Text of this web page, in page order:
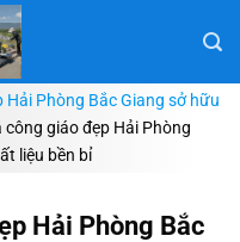
Phòng Bắc Giang sở hữu
công giáo đẹp Hải Phòng
liệu bền bỉ
Hải Phòng Bắc